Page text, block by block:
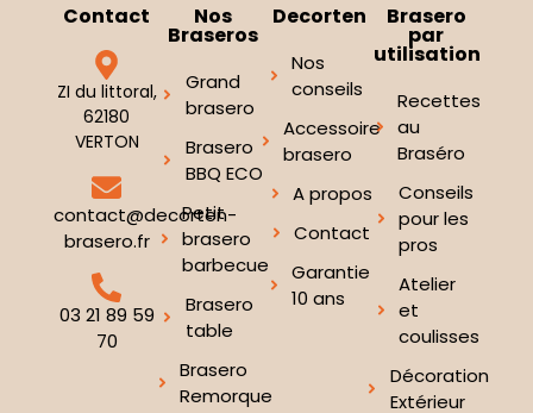
Contact
ZI du littoral,
62180
VERTON
contact@decorten-
brasero.fr
03 21 89 59
70
Nos
Braseros
Grand
brasero
Brasero
BBQ ECO
Petit
brasero
barbecue
Brasero
table
Brasero
Remorque
Decorten
Nos
conseils
Accessoire
brasero
A propos
Contact
Garantie
10 ans
Brasero
par
utilisation
Recettes
au
Braséro
Conseils
pour les
pros
Atelier
et
coulisses
Décoration
Extérieur